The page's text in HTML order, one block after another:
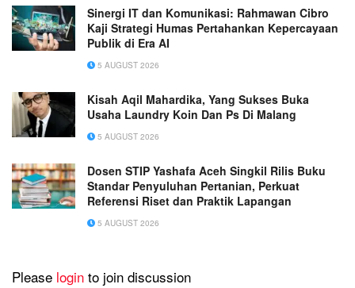
Sinergi IT dan Komunikasi: Rahmawan Cibro
Kaji Strategi Humas Pertahankan Kepercayaan
Publik di Era AI
5 AUGUST 2026
Kisah Aqil Mahardika, Yang Sukses Buka
Usaha Laundry Koin Dan Ps Di Malang
5 AUGUST 2026
Dosen STIP Yashafa Aceh Singkil Rilis Buku
Standar Penyuluhan Pertanian, Perkuat
Referensi Riset dan Praktik Lapangan
5 AUGUST 2026
Please login to join discussion